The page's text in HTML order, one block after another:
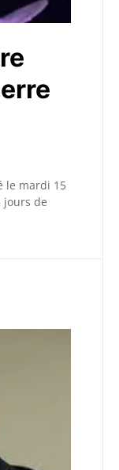
le mardi 15
jours de